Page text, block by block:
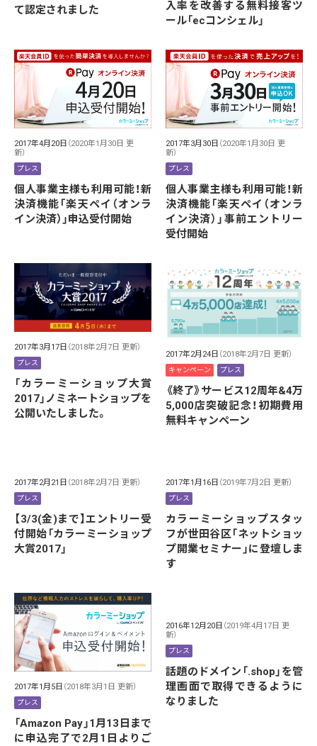
て認定されました
入率を改善する無料接客ツ
ール「ecコンシェル」
2017年4月20日 （2020年1月30日 更
新）
プレス
個人事業主様も利用可能！新
決済機能「楽天ペイ（オンラ
イン決済）」申込受付開始
2017年3月30日 （2020年1月30日 更
新）
プレス
個人事業主様も利用可能！新
決済機能「楽天ペイ（オンラ
イン決済）」事前エントリー
受付開始
2017年3月17日 （2018年2月7日 更新）
プレス
「カラーミーショップ大賞
2017」ノミネートショップを
公開いたしました。
2017年2月24日 （2018年2月7日 更新）
キャンペーン プレス
《終了》サービス12周年&4万
5,000店突破記念！初期費用
無料キャンペーン
2017年2月21日 （2018年2月7日 更新）
プレス
【3/3(金)まで】エントリー受
付開始「カラーミーショップ
大賞2017」
2017年1月16日 （2019年7月2日 更新）
プレス
カラーミーショップスタッ
フが世田谷区「ネットショッ
プ開業セミナー」に登壇しま
す
2017年1月5日 （2018年3月1日 更新）
プレス
「Amazon Pay」1月13日まで
に申込完了で2月1日よりご
2016年12月20日 （2019年4月17日 更
新）
プレス
話題のドメイン「.shop」を管
理画面で取得できるように
なりました